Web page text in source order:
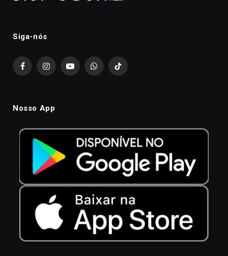
Siga-nós
FacebookInstagramYouTubeWhatsAppTikTok
Nosso App